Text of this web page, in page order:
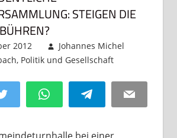
STEIGEN DIE W
2012
Johannes Michel
, Politik und Gesellschaft
hinterlassen
Twitter WhatsAppTelegram Email